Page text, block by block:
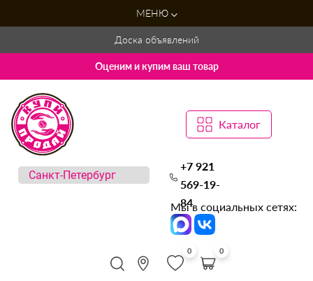
МЕНЮ
Доска объявлений
Оценим и купим ваш товар
Каталог
+7 921
569-19-
84
Мы в социальных сетях:
0 0